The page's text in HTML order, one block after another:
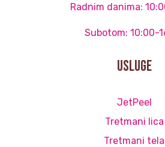
Radnim danima:
Subotom: 10:00-
Usluge
JetPeel
Tretmani lica
Tretmani tela